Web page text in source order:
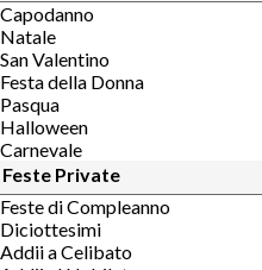
Capodanno
Natale
San Valentino
Festa della Donna
Pasqua
Halloween
Carnevale
Feste Private
Feste di Compleanno
Diciottesimi
Addii a Celibato